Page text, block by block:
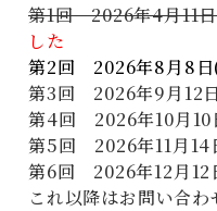
第1回 2026年4月11
した
第2回 2026年8月8日
第3回 2026年9月12
第4回 2026年10月10
第5回 2026年11月14
第6回 2026年12月12
これ以降はお問い合わ